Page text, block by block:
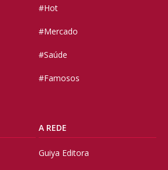
#Hot
#Mercado
#Saúde
#Famosos
A REDE
Guiya Editora